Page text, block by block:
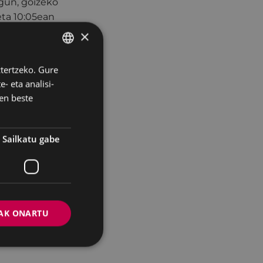
10:05ean
irten eta
izanda,
hartuta,
Eibarko
kendu
BASQUE
SPANISH
×
Gure
eta analisi-
beste
Sailkatu gabe
ONARTU